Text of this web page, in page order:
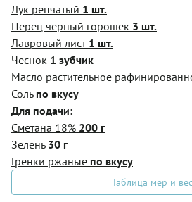
Лук репчатый 1 шт.
Перец чёрный горошек 3 шт.
Лавровый лист 1 шт.
Чеснок 1 зубчик
Масло растительное
Соль по вкусу
Для подачи:
Сметана 18% 200 г
Зелень 30 г
Гренки ржаные по вкусу
Таблица мер и